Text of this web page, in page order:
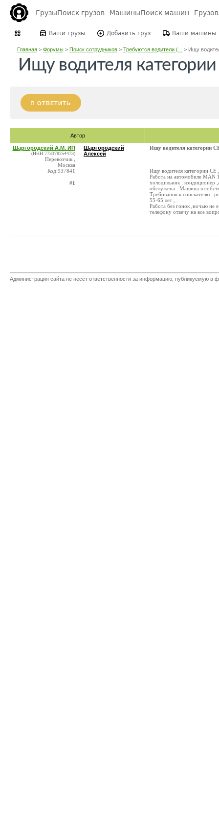
ГрузыПоиск грузов МашиныПоиск машин
Ваши грузы Добавить груз Ваши машины
Главная> Форумы> Поиск сотрудников> Требуются водители (... > Ищу
Ищу водителя
ОТВЕТИТЬ
Автор
Шаргородский А.М. ИП
(ИНН:773378254473)
Перевозчик ,
Москва
Код:937841
#1
Шаргородский
Алексей
Ищу водителя категории
Ищу водителя категории СЕ
Работа на автомобиле MAN
холодильник , кондиционер
обслужена . Машина в
Требования к соискателю :
55-65 лет , .
Работа без гонок ,ночью не
телефону отвечу на все
Администрация сайта не несет ответственности за информацию, публикуемую